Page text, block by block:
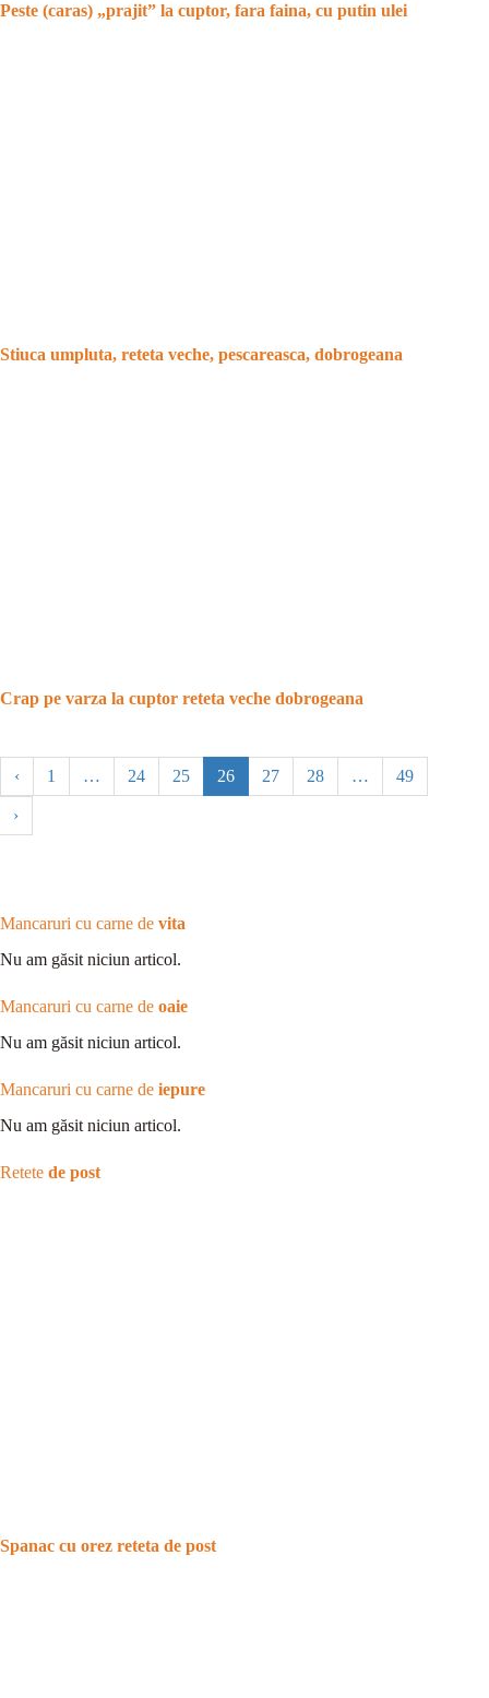
Peste (caras) „prajit” la cuptor, fara faina, cu putin ulei
Stiuca umpluta, reteta veche, pescareasca, dobrogeana
Crap pe varza la cuptor reteta veche dobrogeana
‹ 1 … 24 25 26 27 28 … 49
›
Mancaruri cu carne de vita
Nu am găsit niciun articol.
Mancaruri cu carne de oaie
Nu am găsit niciun articol.
Mancaruri cu carne de iepure
Nu am găsit niciun articol.
Retete de post
Spanac cu orez reteta de post